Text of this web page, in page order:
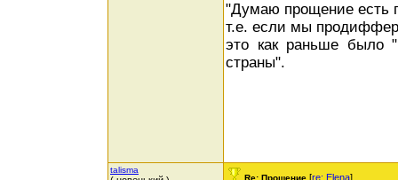
"Думаю прощение есть
т.е. если мы
это как раньше было
страны".
talisma
Re: Прощение [re: Elena]